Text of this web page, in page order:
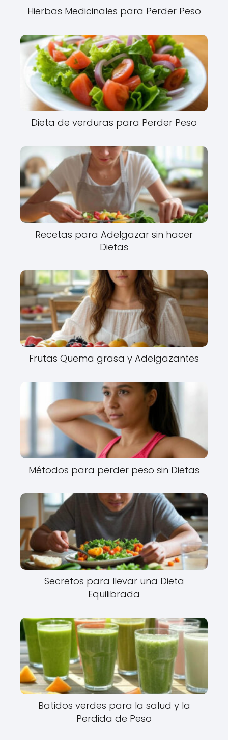
Hierbas Medicinales para Perder Peso
Dieta de verduras para Perder Peso
Recetas para Adelgazar sin hacer
Dietas
Frutas Quema grasa y Adelgazantes
Métodos para perder peso sin Dietas
Secretos para llevar una Dieta
Equilibrada
Batidos verdes para la salud y la
Perdida de Peso